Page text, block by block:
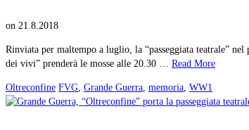
on 21.8.2018
Rinviata per maltempo a luglio, la “passeggiata teatrale”
dei vivi” prenderà le mosse alle 20.30 … Read More
Oltreconfine FVG Grande Guerra memoria WW1